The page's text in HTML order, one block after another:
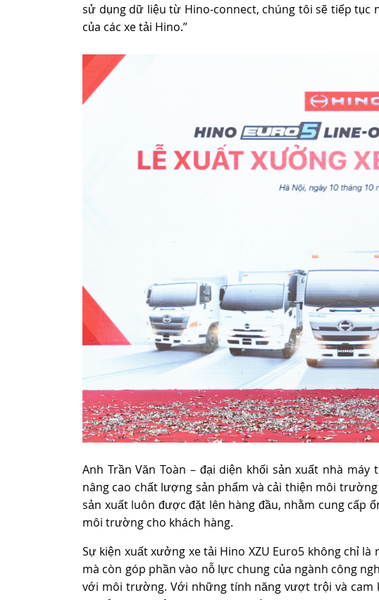
sử dụng dữ liệu từ Hino-connect, chúng tôi sẽ tiếp
của các xe tải Hino.”
Anh Trần Văn Toàn – đại diện khối sản xuất nhà
nâng cao chất lượng sản phẩm và cải thiện môi
sản xuất luôn được đặt lên hàng đầu, nhằm cung cấp
môi trường cho khách hàng.
Sự kiện xuất xưởng xe tải Hino XZU Euro5 không chỉ
mà còn góp phần vào nỗ lực chung của ngành công
với môi trường. Với những tính năng vượt trội và cam